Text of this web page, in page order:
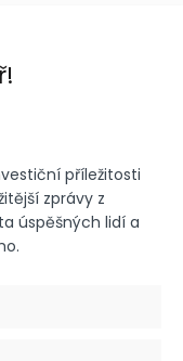
příležitosti
zprávy z
úspěšných lidí a